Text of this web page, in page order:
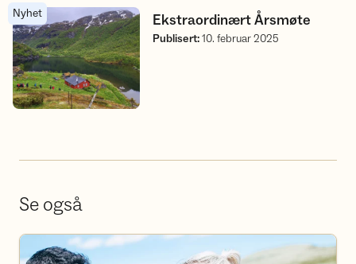
Ekstraordinært Årsmøte
Nyhet
Publisert:10. februar 2025
Ekstraordinært Årsmøte
Se også
Bli frivillig i Sogn og Fjordane